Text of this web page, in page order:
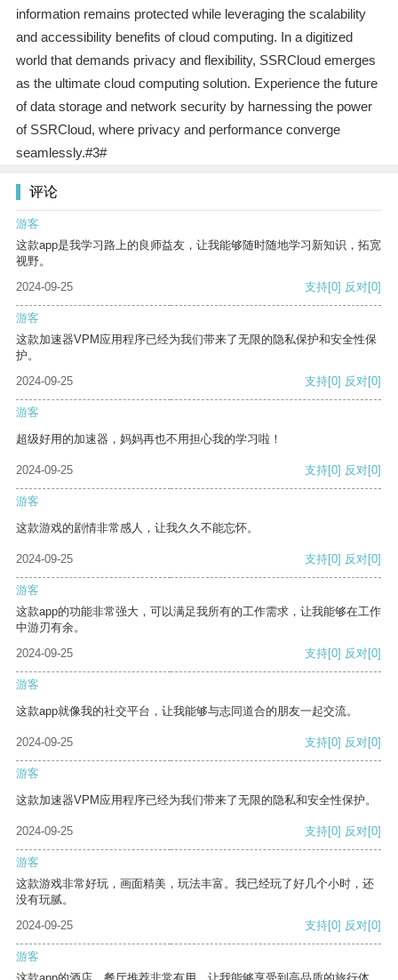
information remains protected while leveraging the scalability
and accessibility benefits of cloud computing. In a digitized
world that demands privacy and flexibility, SSRCloud emerges
as the ultimate cloud computing solution. Experience the future
of data storage and network security by harnessing the power
of SSRCloud, where privacy and performance converge
seamlessly.#3#
评论
游客
这款app是我学习路上的良师益友，让我能够随时随地学习新知识，拓宽
视野。
2024-09-25
支持[0] 反对[0]
游客
这款加速器VPM应用程序已经为我们带来了无限的隐私保护和安全性保
护。
2024-09-25
支持[0] 反对[0]
游客
超级好用的加速器，妈妈再也不用担心我的学习啦！
2024-09-25 支持[0] 反对[0]
游客
这款游戏的剧情非常感人，让我久久不能忘怀。
2024-09-25 支持[0] 反对[0]
游客
这款app的功能非常强大，可以满足我所有的工作需求，让我能够在工作
中游刃有余。
2024-09-25
支持[0] 反对[0]
游客
这款app就像我的社交平台，让我能够与志同道合的朋友一起交流。
2024-09-25 支持[0] 反对[0]
游客
这款加速器VPM应用程序已经为我们带来了无限的隐私和安全性保护。
2024-09-25 支持[0] 反对[0]
游客
这款游戏非常好玩，画面精美，玩法丰富。我已经玩了好几个小时，还
没有玩腻。
2024-09-25
支持[0] 反对[0]
游客